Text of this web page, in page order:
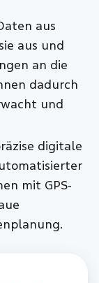
aus
aus und
an die
dadurch
und
digitale
mit GPS-